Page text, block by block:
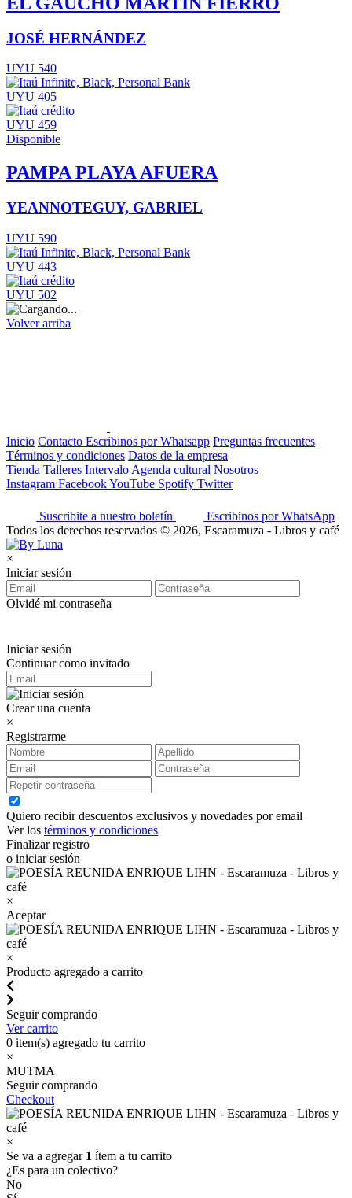
JOSÉ HERNÁNDEZ
UYU 540
UYU 405
UYU 459
Disponible
PAMPA PLAYA AFUERA
YEANNOTEGUY, GABRIEL
UYU 590
UYU 443
UYU 502
Volver arriba
Inicio Contacto Escribinos por Whatsapp Preguntas frecuentes
Términos y condiciones Datos de la empresa
Tienda Talleres Intervalo Agenda cultural Nosotros
Instagram FacebookYouTube Spotify Twitter
Suscribite a nuestro boletín
Escribinos por WhatsApp
Todos los derechos reservados © 2026, Escaramuza - Libros y café
×
Iniciar sesión
Olvidé mi contraseña
Iniciar sesión
Continuar como invitado
Crear una cuenta
×
Registrarme
Quiero recibir descuentos exclusivos y novedades por email
Ver los términos y condiciones
Finalizar registro
o iniciar sesión
×
Aceptar
×
Producto agregado a carrito
Seguir comprando
Ver carrito
0 item(s) agregado tu carrito
×
MUTMA
Seguir comprando
Checkout
×
Se va a agregar 1 ítem a tu carrito
¿Es para un colectivo?
No